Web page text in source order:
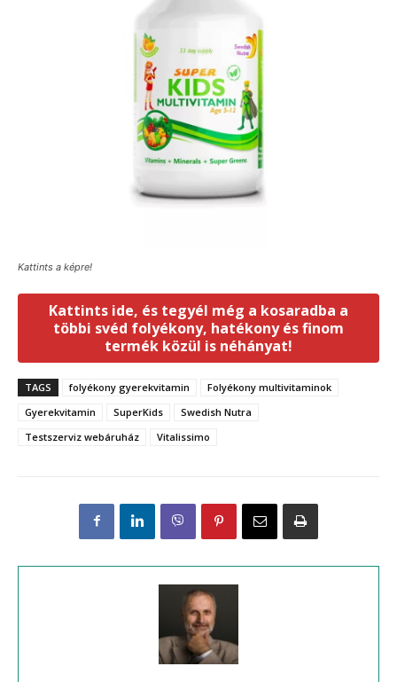
Kattints a képre!
Kattints ide, és tegyél még a kosaradba a
többi svéd folyékony, hatékony és finom
termék közül is néhányat!
TAGS folyékony gyerekvitamin
Folyékony multivitaminok
Gyerekvitamin
SuperKids
Swedish Nutra
Testszerviz webáruház
Vitalissimo